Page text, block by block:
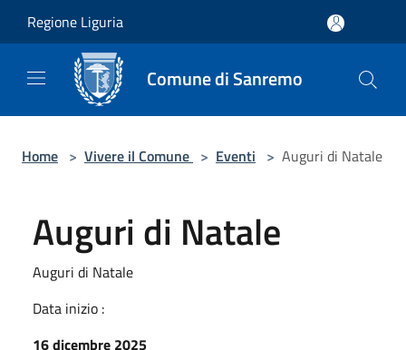
Regione Liguria
Comune di Sanremo
Home > Vivere il Comune > Eventi > Auguri di Natale
Auguri di Natale
Auguri di Natale
Data inizio :
16 dicembre 2025